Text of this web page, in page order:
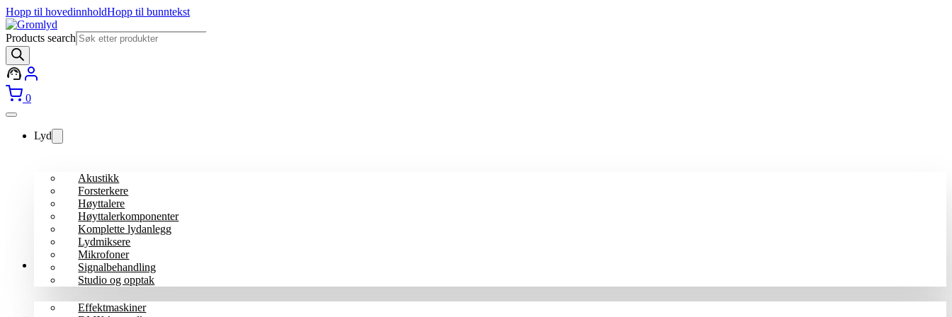
Hopp til hovedinnholdHopp til bunntekst
Products search
0
Lyd
Akustikk
Forsterkere
Høyttalere
Høyttalerkomponenter
Komplette lydanlegg
Lydmiksere
Mikrofoner
Signalbehandling
Studio og opptak
Effektmaskiner